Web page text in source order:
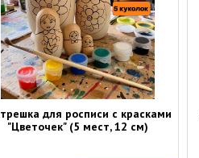
для росписи с красками
"Цветочек" (5 мест, 12 см)